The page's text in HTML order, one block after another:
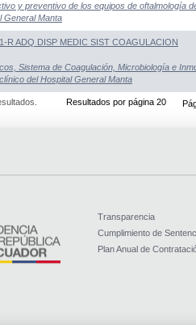
y preventivo de los equipos de oftalmología
General Manta
R ADQ DISP MEDIC SIST COAGULACION
Sistema de Coagulación, Microbiología e
del Hospital General Manta
Resultados por página 20
Transparencia
Cumplimiento de
Plan Anual de